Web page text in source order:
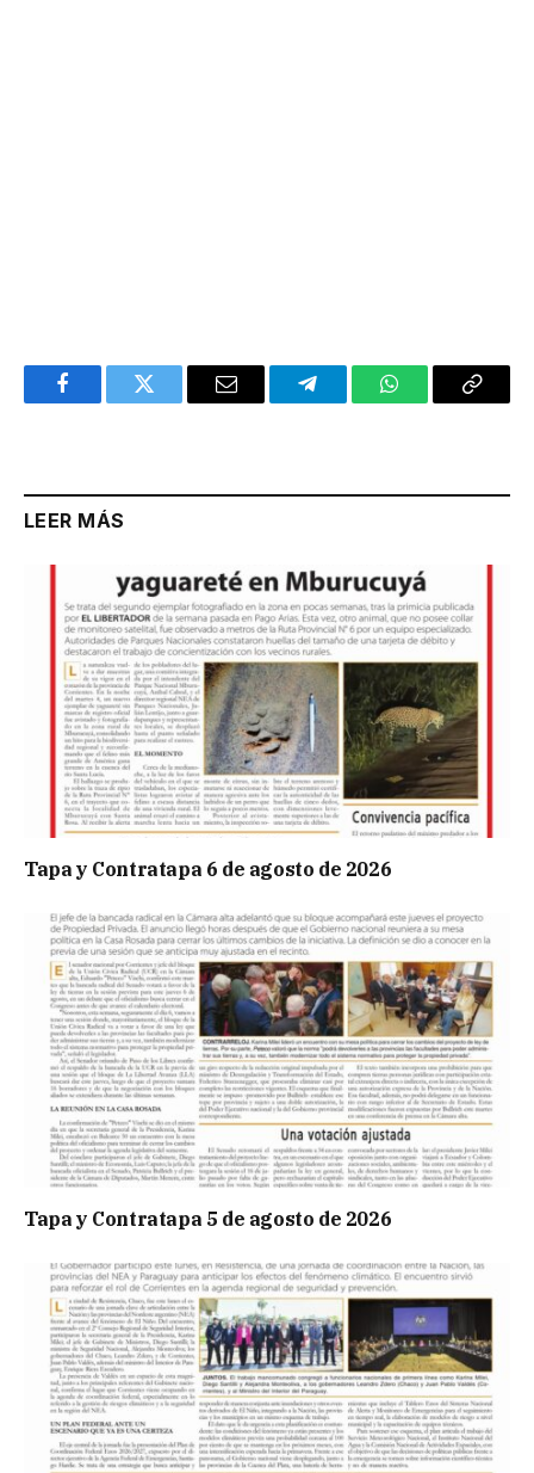
FacebookTwitter Email TelegramWhatsAppCopy
LEER MÁS
Tapa y Contratapa 6 de agosto de 2026
Tapa y Contratapa 5 de agosto de 2026